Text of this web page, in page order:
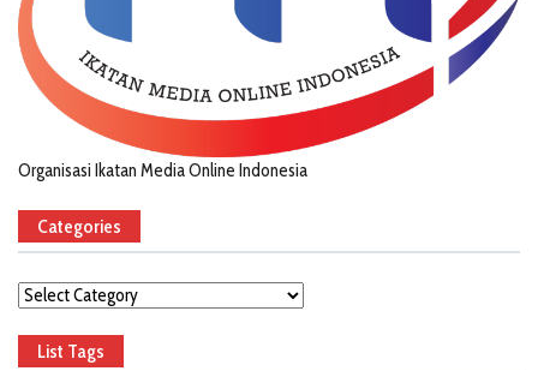
Organisasi Ikatan Media Online Indonesia
Categories
Categories
List Tags